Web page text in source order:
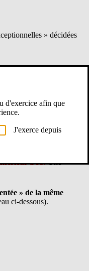
» décidées
3 juin, la dsden a
supplémentaires.
à 93.Une
» de la même
ci-dessous).
d'exercice afin que
J'exerce depuis